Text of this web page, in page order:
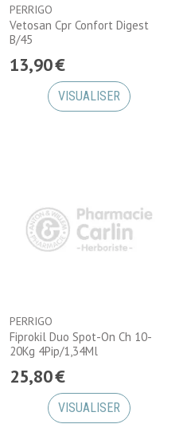
PERRIGO
Vetosan Cpr Confort Digest
B/45
13,90€
VISUALISER
PERRIGO
Fiprokil Duo Spot-On Ch 10-
20Kg 4Pip/1,34Ml
25,80€
VISUALISER